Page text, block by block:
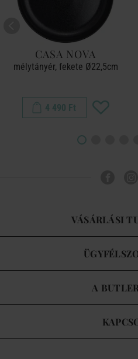
CASA NOVA
mélytányér, fekete Ø22,5cm
4 490 Ft
VÁSÁRLÁSI
A